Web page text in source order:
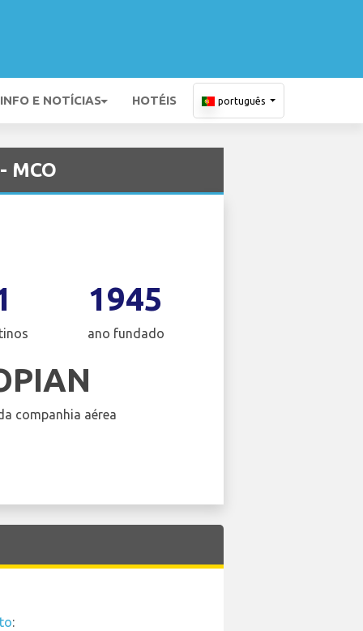
INFO E NOTÍCIAS HOTÉIS português
MCO
1945
ano fundado
companhia aérea
: